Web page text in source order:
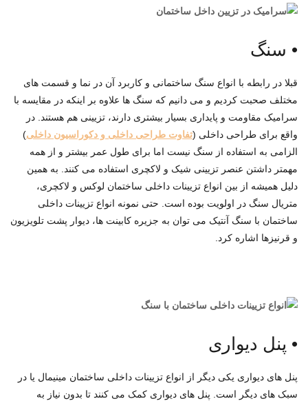
• سنگ
قبلا در رابطه با انواع سنگ ساختمانی و کاربرد آن در نما و قسمت های
مختلف صحبت کردیم و می دانیم که سنگ ها علاوه بر اینکه در مقایسه با
سرامیک مقاومت و پایداری بسیار بیشتری دارند، تزیینی هم هستند. در
واقع برای طراحی داخلی (تفاوت طراحی داخلی و دکوراسیون داخلی)
الزامی به استفاده از سنگ نیست اما برای طول عمر بیشتر و از همه
مهمتر داشتن عنصر تزیینی شیک و لاکچری استفاده می کنند. به همین
دلیل همیشه از بین انواع تزیینات داخلی ساختمان لوکس و لاکچری،
متریال سنگ در اولویت بوده است. حتی نمونه انواع تزیینات داخلی
ساختمان با سنگ آنتیک می توان به جزیره کابینت ها، دیوار پشت تلویزیون
و قرنیزها اشاره کرد.
• پنل دیواری
پنل های دیواری یکی دیگر از انواع تزیینات داخلی ساختمان مینیمال یا در
سبک های دیگر است. پنل های دیواری کمک می کنند تا بدون نیاز به